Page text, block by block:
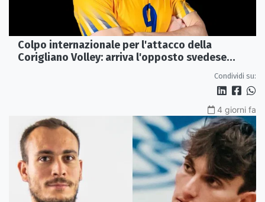
Colpo internazionale per l'attacco della
Corigliano Volley: arriva l'opposto svedese
Condividi su:
4 giorni fa